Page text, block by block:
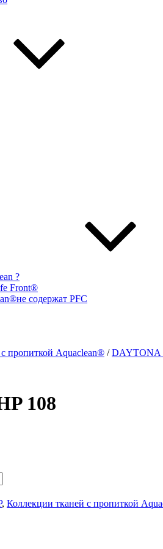
?
Front®
содержат PFC
пропиткой Aquaclean® /
108
, Коллекции тканей с пропиткой